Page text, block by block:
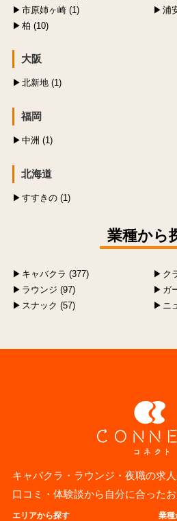
市原姉ヶ崎 (1)
浦
柏 (10)
大阪
北新地 (1)
福岡
中洲 (1)
北海道
すすきの (1)
業種から
キャバクラ (377)
ク
ラウンジ (97)
ガ
スナック (57)
ニ
キャバクラ・ラウンジ・夜職の求人
口コミ・体験談から自分に合ったお
エリアから探す 業種